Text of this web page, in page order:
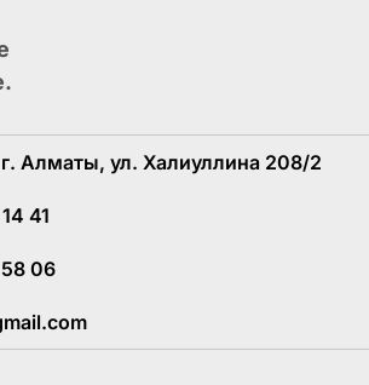
Алматы, ул. Халиуллина 208/2
41
06